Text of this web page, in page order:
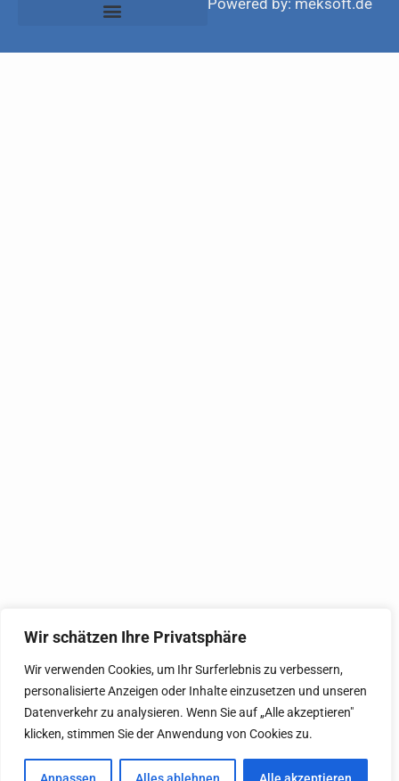
Wir schätzen Ihre Privatsphäre
Wir verwenden Cookies, um Ihr Surferlebnis zu verbessern,
personalisierte Anzeigen oder Inhalte einzusetzen und unseren
Datenverkehr zu analysieren. Wenn Sie auf „Alle akzeptieren"
klicken, stimmen Sie der Anwendung von Cookies zu.